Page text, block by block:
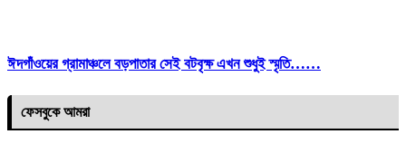
ঈদগাঁওয়ের গ্রামাঞ্চলে বড়পাতার সেই বটবৃক্ষ এখন শুধুই স্মৃতি……
ফেসবুকে আমরা